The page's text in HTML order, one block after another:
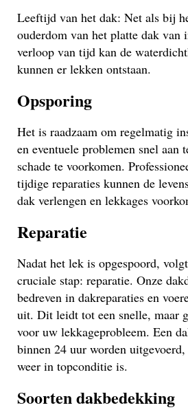
Leeftijd van het dak: Net als bij
ouderdom van het platte dak van
verloop van tijd kan de
kunnen er lekken ontstaan.
Opsporing
Het is raadzaam om regelmatig
en eventuele problemen snel aan
schade te voorkomen.
tijdige reparaties kunnen de
dak verlengen en lekkages
Reparatie
Nadat het lek is opgespoord,
cruciale stap: reparatie. Onze
bedreven in dakreparaties en
uit. Dit leidt tot een snelle, maar
voor uw lekkageprobleem. Een
binnen 24 uur worden
weer in topconditie is.
Soorten dakbedekking